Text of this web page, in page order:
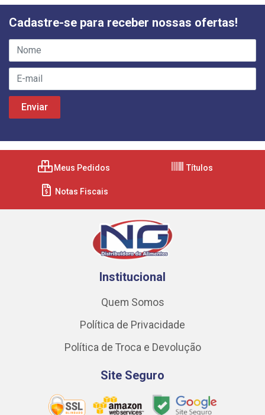
Cadastre-se para receber nossas ofertas!
Meus Pedidos Títulos
Notas Fiscais
Institucional
Quem Somos
Política de Privacidade
Política de Troca e Devolução
Site Seguro